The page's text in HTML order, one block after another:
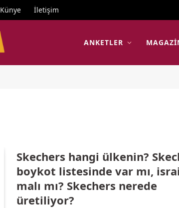
Künye İletişim
ANKETLER
Skechers hangi ülkenin?
boykot listesinde var mı,
malı mı? Skechers nerede
üretiliyor?